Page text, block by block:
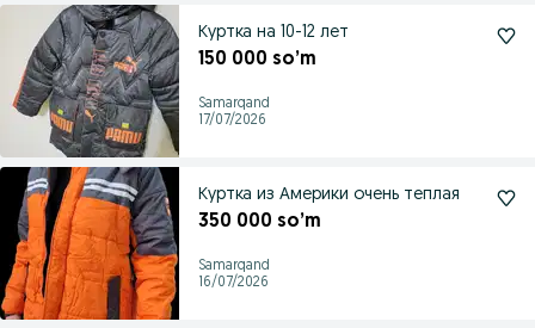
Куртка на 10-12 лет
150 000 so’m
Samarqand
17/07/2026
Куртка из Америки очень теплая
350 000 so’m
Samarqand
16/07/2026